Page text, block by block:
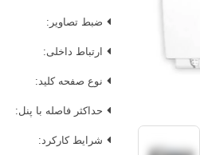
ضبط تصاویر:
ارتباط داخلی:
نوع صفحه کلید:
حداکثر فاصله با پنل:
شرایط کارکرد: